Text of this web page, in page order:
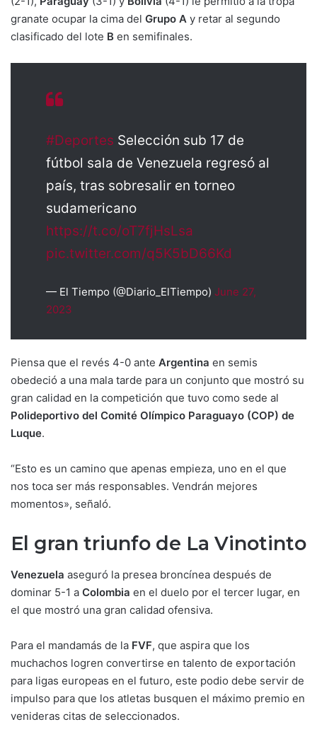
granate ocupar la cima del Grupo A y retar al segundo
clasificado del lote B en semifinales.
#Deportes Selección sub 17 de
fútbol sala de Venezuela regresó al
país, tras sobresalir en torneo
sudamericano
https://t.co/oT7fjHsLsa
pic.twitter.com/q5K5bD66Kd
— El Tiempo (@Diario_ElTiempo) June 27,
2023
Piensa que el revés 4-0 ante Argentina en semis
obedeció a una mala tarde para un conjunto que mostró su
gran calidad en la competición que tuvo como sede al
Polideportivo del Comité Olímpico Paraguayo (COP) de
Luque.
“Esto es un camino que apenas empieza, uno en el que
nos toca ser más responsables. Vendrán mejores
momentos», señaló.
El gran triunfo de La Vinotinto
Venezuela aseguró la presea broncínea después de
dominar 5-1 a Colombia en el duelo por el tercer lugar, en
el que mostró una gran calidad ofensiva.
Para el mandamás de la FVF, que aspira que los
muchachos logren convertirse en talento de exportación
para ligas europeas en el futuro, este podio debe servir de
impulso para que los atletas busquen el máximo premio en
venideras citas de seleccionados.